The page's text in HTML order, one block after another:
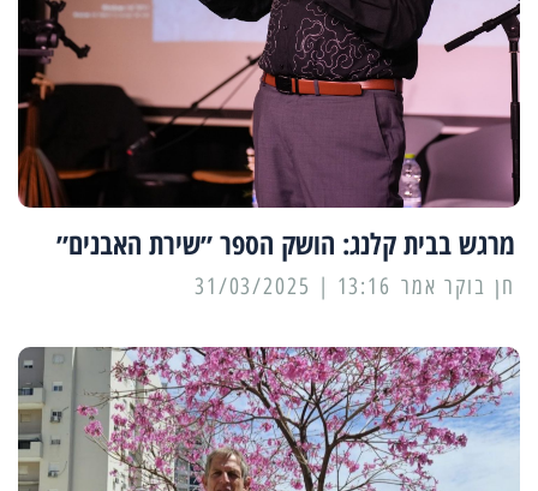
מרגש בבית קלנג: הושק הספר ״שירת האבנים״
13:16 | 31/03/2025